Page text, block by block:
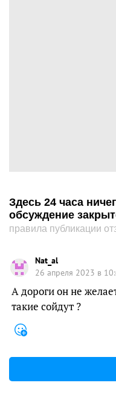
Здесь 24 часа
обсуждение
правила публикации
Nat_al
26 апреля 2023 в
А дороги он не
такие сойдут ?